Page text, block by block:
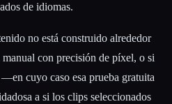
de idiomas.
no está construido alrededor
con precisión de píxel, o si
cuyo caso esa prueba gratuita
a si los clips seleccionados